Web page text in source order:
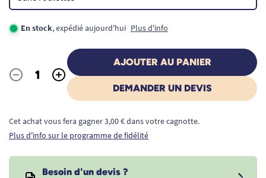
En stock, expédié aujourd'hui Plus d'info
Quantité
- +
AJOUTER AU PANIER
DEMANDER UN DEVIS
Cet achat vous fera gagner 3,00 € dans votre cagnotte.
Plus d'info sur le programme de fidélité
Besoin d'un devis ?